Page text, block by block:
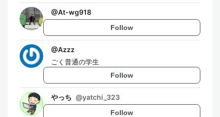
@At-wg918
Follow
@Azzz
ごく普通の学生
Follow
やっち @yatchi_323
Follow